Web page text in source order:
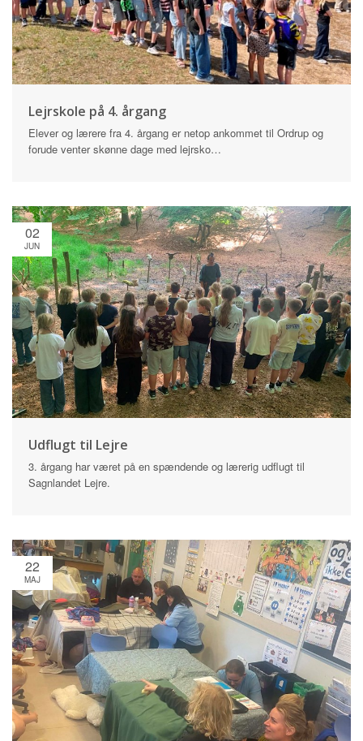
Lejrskole på 4. årgang
Elever og lærere fra 4. årgang er netop ankommet til Ordrup og
forude venter skønne dage med lejrsko…
02
JUN
Udflugt til Lejre
3. årgang har været på en spændende og lærerig udflugt til
Sagnlandet Lejre.
22
MAJ